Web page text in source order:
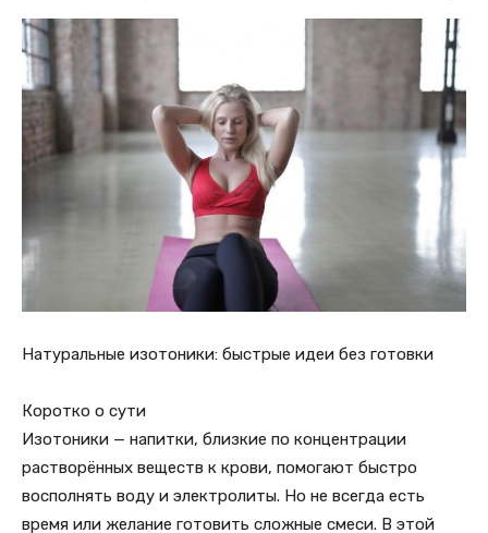
Натуральные изотоники: быстрые идеи без готовки
Коротко о сути
Изотоники — напитки, близкие по концентрации
растворённых веществ к крови, помогают быстро
восполнять воду и электролиты. Но не всегда есть
время или желание готовить сложные смеси. В этой